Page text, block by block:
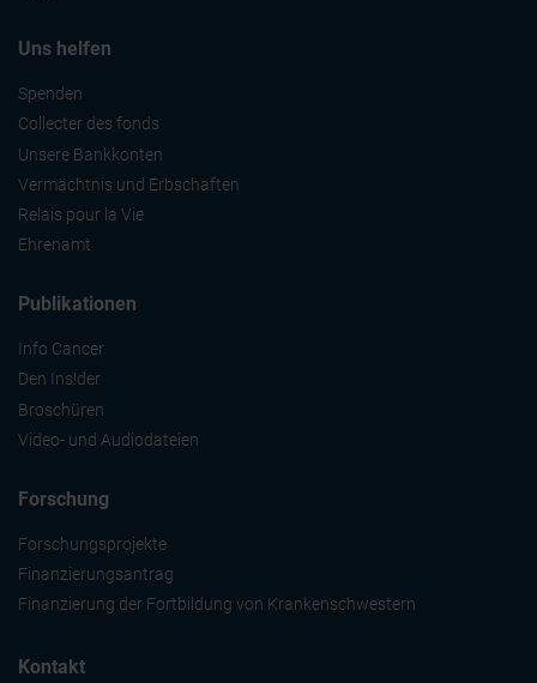
Uns helfen
Spenden
Collecter des fonds
Unsere Bankkonten
Vermächtnis und Erbschaften
Relais pour la Vie
Ehrenamt
Publikationen
Info Cancer
Den Ins!der
Broschüren
Video- und Audiodateien
Forschung
Forschungsprojekte
Finanzierungsantrag
Finanzierung der Fortbildung von Krankenschwestern
Kontakt